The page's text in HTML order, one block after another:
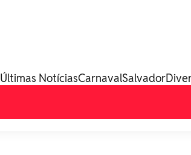
Últimas NotíciasCarnavalSalvador